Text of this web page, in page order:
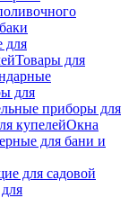
для
Товары для
для
приборы для
купелейОкна
для бани и
для садовой